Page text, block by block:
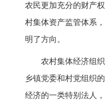
农民更加充分的财产
村集体资产监管体系
明了方向。
农村集体经济组
乡镇党委和村党组织
经济的一类特别法人